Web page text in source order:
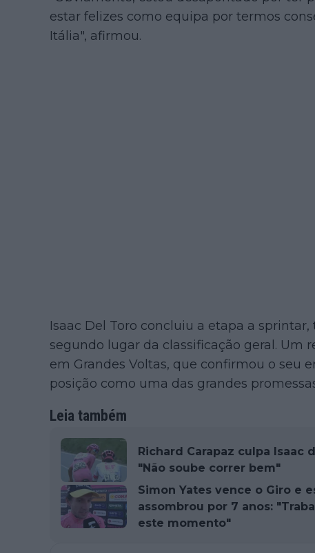
estar felizes como equipa por termos
Itália", afirmou.
Isaac Del Toro concluiu a etapa a
segundo lugar da classificação geral. Um
em Grandes Voltas, que confirmou o seu
posição como uma das grandes
Leia também
Richard Carapaz culpa Isaac
"Não soube correr bem"
Simon Yates vence o Giro e
assombrou por 7 anos:
este momento"